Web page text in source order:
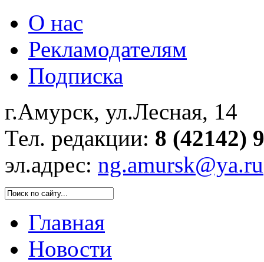
О нас
Рекламодателям
Подписка
г.Амурск, ул.Лесная, 14
Тел. редакции: 8 (42142)
эл.адрес: ng.amursk@ya.ru
Главная
Новости